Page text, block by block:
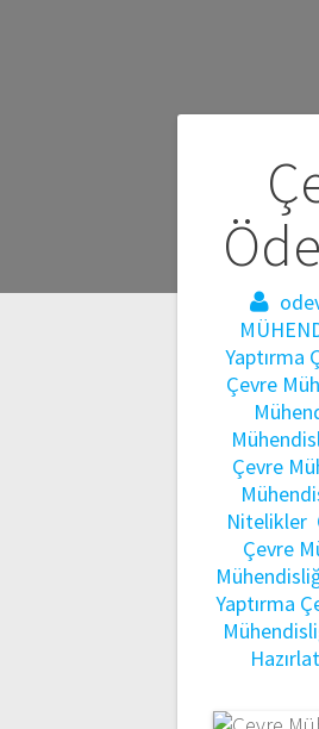
Yaptırma
Çevre
Çevre
Nitelikler
Çevre
Yaptırma